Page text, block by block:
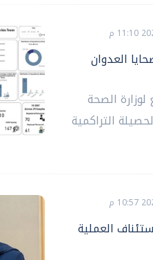
العدوان
الصحة
التراكمية
العملية